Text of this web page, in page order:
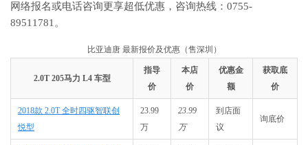
网络报名或电话咨询更享超低优惠，咨询热线：0755-
89511781。
比亚迪唐 最新报价及优惠（售深圳）
2.0T 205马力 L4 车型
指导
价
本店
价
优惠金
额
获取底
价
2018款 2.0T 全时四驱智联创
悦型
23.99
万
23.99
万
到店面
议
询底价